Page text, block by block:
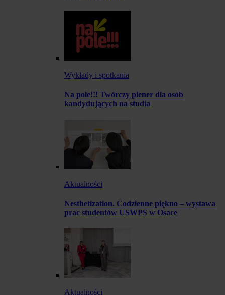
Wykłady i spotkania
Na pole!!! Twórczy plener dla osób
kandydujących na studia
Aktualności
Nesthetization. Codzienne piękno – wystawa
prac studentów USWPS w Osace
Aktualności